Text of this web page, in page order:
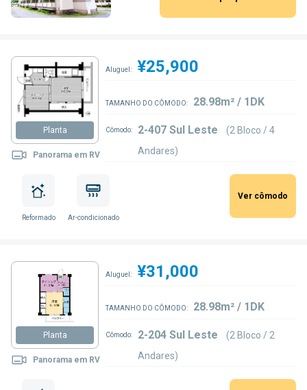
Planta
Panorama em RV
Aluguel: ¥25,900
TAMANHO DO CÔMODO: 28.98m² / 1DK
Cômodo: 2-407 Sul Leste
(2 Bloco / 4
Andares)
Reformado Ar-condicionado
Ver cômodo
Planta
Panorama em RV
Aluguel: ¥31,000
TAMANHO DO CÔMODO: 28.98m² / 1DK
Cômodo: 2-204 Sul Leste
(2 Bloco / 2
Andares)